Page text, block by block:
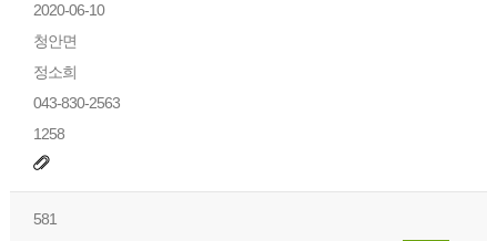
2020-06-10
청안면
정소희
043-830-2563
1258
581